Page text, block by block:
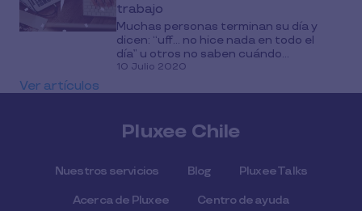
trabajo
Muchas personas terminan su día y
dicen: “uff... no hice nada en todo el
día” u otros no saben cuándo...
10 Julio 2020
Ver artículos
Pluxee Chile
Nuestros servicios Blog Pluxee Talks
Acerca de Pluxee Centro de ayuda